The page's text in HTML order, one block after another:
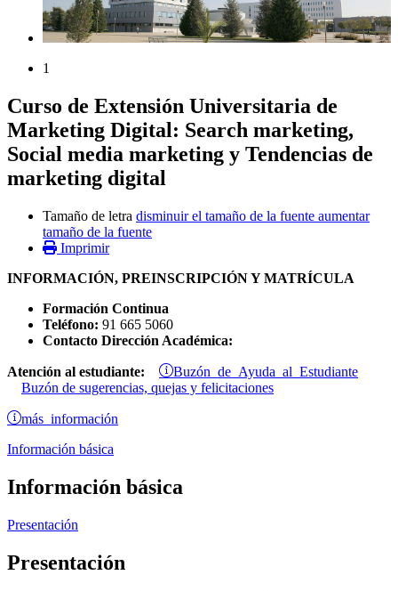
1
Curso de Extensión Universitaria de
Marketing Digital: Search marketing,
Social media marketing y Tendencias de
marketing digital
Tamaño de letra disminuir el tamaño de la fuente aumentar
tamaño de la fuente
Imprimir
INFORMACIÓN, PREINSCRIPCIÓN Y MATRÍCULA
Formación Continua
Teléfono: 91 665 5060
Contacto Dirección Académica:
Atención al estudiante: Buzón de Ayuda al Estudiante
Buzón de sugerencias, quejas y felicitaciones
más información
Información básica
Información básica
Presentación
Presentación